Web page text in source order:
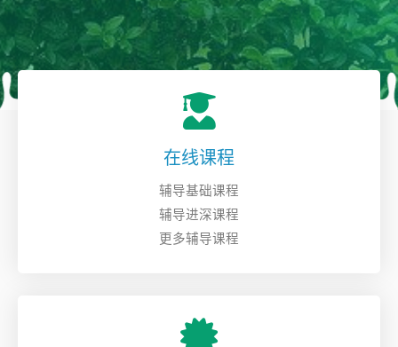
在线课程
辅导基础课程
辅导进深课程
更多辅导课程